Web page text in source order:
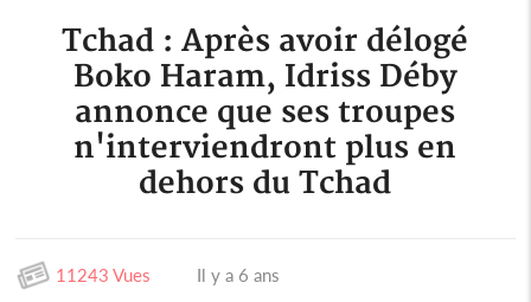
Tchad : Après avoir délogé
Boko Haram, Idriss Déby
annonce que ses troupes
n'interviendront plus en
dehors du Tchad
11243 Vues Il y a 6 ans